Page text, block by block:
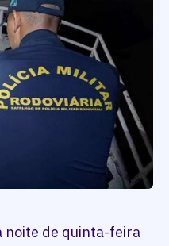
noite de quinta-feira